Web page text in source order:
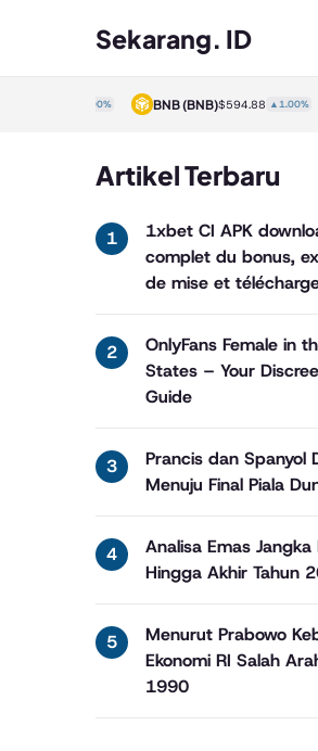
Sekarang. ID
BNB(BNB)$594.88▲1.00%
Artikel Terbaru
1xbet CI APK
complet du bonus,
de mise et
OnlyFans Female in
States – Your
Guide
Prancis dan Spanyol
Menuju Final Piala
Analisa Emas Jangka
Hingga Akhir Tahun
Menurut Prabowo
Ekonomi RI Salah
1990